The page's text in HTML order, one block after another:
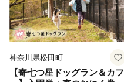
神奈川県松田町
【寄七つ星ドッグラン＆カフ